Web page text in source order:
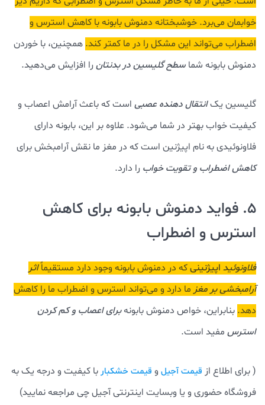
خوابمان می‌برد. خوشبختانه دمنوش بابونه با کاهش استرس و
اضطراب می‌تواند این مشکل را در ما کمتر کند. همچنین، با خوردن
دمنوش بابونه شما سطح گلیسین در بدنتان را افزایش می‌دهید.
گلیسین یکانتقال دهنده عصبی است که باعث آرامش اعصاب و
کیفیت خواب بهتر در شما می‌شود. علاوه بر این، بابونه دارای
فلاونوئیدی به نام اپیژنین است که در مغز ما نقش آرامبخش برای
کاهش اضطراب و تقویت خواب را دارد.
5. فواید دمنوش بابونه برای کاهش
استرس و اضطراب
فلاونوئید اپیژنینیکه در دمنوش بابونه وجود دارد مستقیماًاثر
آرامبخشی بر مغز ما دارد و می‌تواند استرس و اضطراب ما را کاهش
دهد. بنابراین، خواص دمنوش بابونهبرای اعصاب و کم کردن
استرس مفید است.
( برای اطلاع از قیمت آجیل و قیمت خشکباربا کیفیت و درجه یک به
فروشگاه حضوری و یا وبسایت اینترنتی آجیل چی مراجعه نمایید)